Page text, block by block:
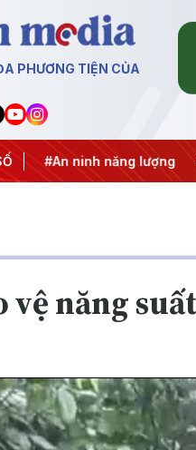
PHƯƠNG TIỆN CỦA
#An ninh năng lượng
vệ năng